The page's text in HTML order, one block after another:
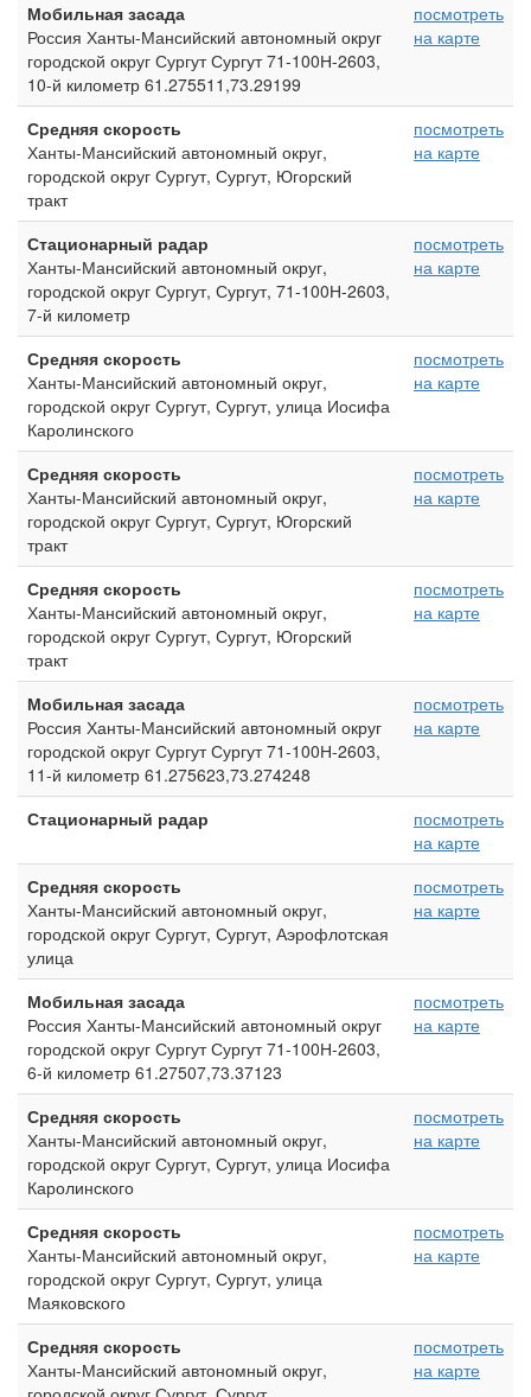
Мобильная засада
Россия Ханты-Мансийский автономный округ
городской округ Сургут Сургут 71-100Н-2603,
10-й километр 61.275511,73.29199
посмотреть
на карте
Средняя скорость
Ханты-Мансийский автономный округ,
городской округ Сургут, Сургут, Югорский
тракт
посмотреть
на карте
Стационарный радар
Ханты-Мансийский автономный округ,
городской округ Сургут, Сургут, 71-100Н-2603,
7-й километр
посмотреть
на карте
Средняя скорость
Ханты-Мансийский автономный округ,
городской округ Сургут, Сургут, улица Иосифа
Каролинского
посмотреть
на карте
Средняя скорость
Ханты-Мансийский автономный округ,
городской округ Сургут, Сургут, Югорский
тракт
посмотреть
на карте
Средняя скорость
Ханты-Мансийский автономный округ,
городской округ Сургут, Сургут, Югорский
тракт
посмотреть
на карте
Мобильная засада
Россия Ханты-Мансийский автономный округ
городской округ Сургут Сургут 71-100Н-2603,
11-й километр 61.275623,73.274248
посмотреть
на карте
Стационарный радар
посмотреть
на карте
Средняя скорость
Ханты-Мансийский автономный округ,
городской округ Сургут, Сургут, Аэрофлотская
улица
посмотреть
на карте
Мобильная засада
Россия Ханты-Мансийский автономный округ
городской округ Сургут Сургут 71-100Н-2603,
6-й километр 61.27507,73.37123
посмотреть
на карте
Средняя скорость
Ханты-Мансийский автономный округ,
городской округ Сургут, Сургут, улица Иосифа
Каролинского
посмотреть
на карте
Средняя скорость
Ханты-Мансийский автономный округ,
городской округ Сургут, Сургут, улица
Маяковского
посмотреть
на карте
Средняя скорость
Ханты-Мансийский автономный округ,
посмотреть
на карте